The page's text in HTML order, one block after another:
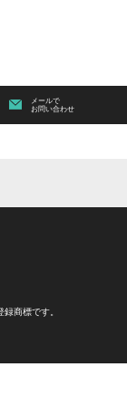
メールで
お問い合わせ
商標です。